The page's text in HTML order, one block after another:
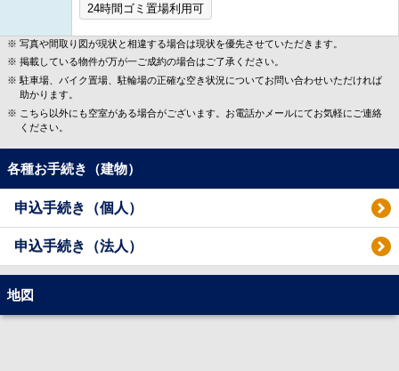
24時間ゴミ置場利用可
写真や間取り図が現状と相違する場合は現状を優先させていただきます。
掲載している物件が万が一ご成約の場合はご了承ください。
駐車場、バイク置場、駐輪場の正確な空き状況についてお問い合わせいただければ
助かります。
こちら以外にも空室がある場合がございます。お電話かメールにてお気軽にご連絡
ください。
各種お手続き（建物）
申込手続き（個人）
申込手続き（法人）
地図